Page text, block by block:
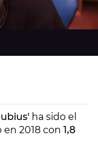
ha sido el
2018 con 1,8